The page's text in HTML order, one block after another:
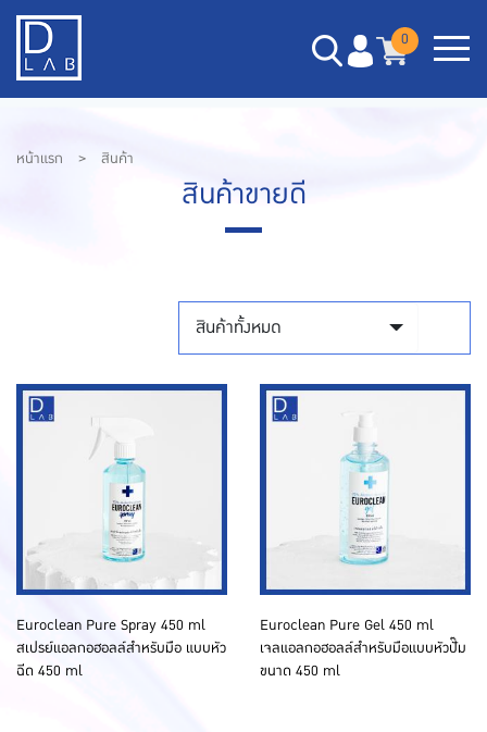
0
หน้าแรก > สินค้า
สินค้าขายดี
สินค้าทั้งหมด
Euroclean Pure Spray 450 ml
สเปรย์แอลกอฮอลล์สำหรับมือ แบบหัว
ฉีด 450 ml
Euroclean Pure Gel 450 ml
เจลแอลกอฮอลล์สำหรับมือแบบหัวปั๊ม
ขนาด 450 ml